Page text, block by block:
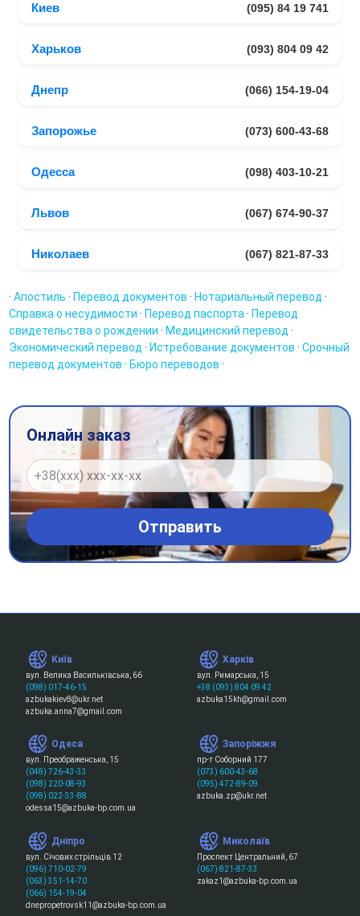
документ. Апостиль обычно не ставят на переводы
подтверждения в отдельных случаях.
Киев (095) 84 19 741
Харьков (093) 804 09 42
Днепр (066) 154-19-04
Запорожье (073) 600-43-68
Одесса (098) 403-10-21
Львов (067) 674-90-37
Николаев (067) 821-87-33
·Апостиль · Перевод документов · Нотариальный перевод ·
Справка о несудимости · Перевод паспорта · Перевод
свидетельства о рождении · Медицинский перевод ·
Экономический перевод · Истребование документов ·Срочный
перевод документов · Бюро переводов ·
Онлайн заказ
Київ
вул. Велика Васильківська, 66
(098) 017-46-15
azbukakiev8@ukr.net
azbuka.anna7@gmail.com
Харків
вул. Римарська, 15
+38 (093) 804 09 42
azbuka15kh@gmail.com
Одеса
вул. Преображенська, 15
(048) 726-43-33
(098) 220-08-93
(098) 022-33-88
odessa15@azbuka-bp.com.ua
Запоріжжя
пр-т Соборний 177
(073) 600-43-68
(095) 472-89-09
azbuka.zp@ukr.net
Дніпро
вул. Січових стрільців 12
(096) 710-02-79
(063) 351-14-70
(066) 154-19-04
dnepropetrovsk11@azbuka-bp.com.ua
Миколаїв
Проспект Центральний, 67
(067) 821-87-33
zakaz1@azbuka-bp.com.ua